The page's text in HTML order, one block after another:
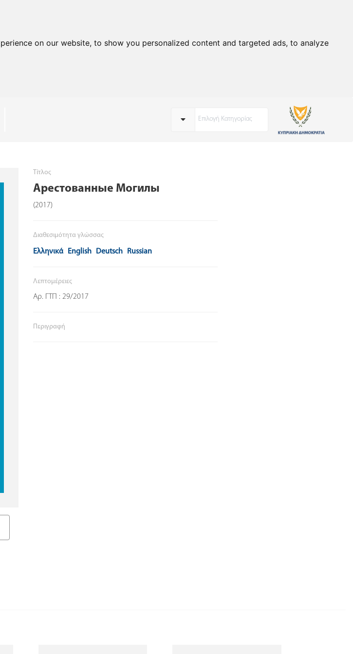
on our website, to show you personalized content and targeted ads, to analyze
Επιλογή Κατηγορίας
Τίτλος
Арестованные Могилы
(2017)
Διαθεσιμότητα γλώσσας
Ελληνικά English Deutsch Russian
Λεπτομέρειες
Αρ. ΓΤΠ : 29/2017
Περιγραφή